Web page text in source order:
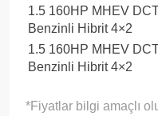
1.5 160HP MHEV
Benzinli Hibrit 4×2
1.5 160HP MHEV
Benzinli Hibrit 4×2
*Fiyatlar bilgi amaçlı